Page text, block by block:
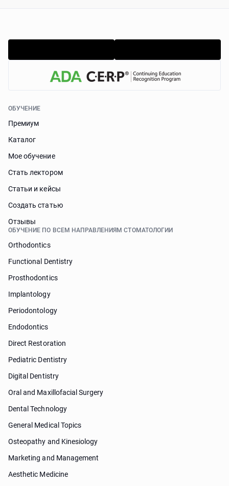
ОБУЧЕНИЕ
Премиум
Каталог
Мое обучение
Стать лектором
Статьи и кейсы
Cоздать статью
Отзывы
ОБУЧЕНИЕ ПО ВСЕМ НАПРАВЛЕНИЯМ СТОМАТОЛОГИИ
Orthodontics
Functional Dentistry
Prosthodontics
Implantology
Periodontology
Endodontics
Direct Restoration
Pediatric Dentistry
Digital Dentistry
Oral and Maxillofacial Surgery
Dental Technology
General Medical Topics
Osteopathy and Kinesiology
Marketing and Management
Aesthetic Medicine